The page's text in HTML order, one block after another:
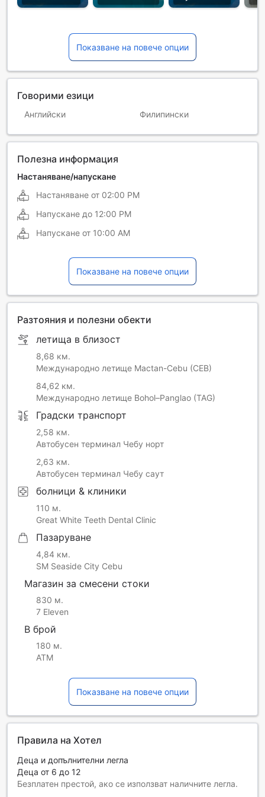
Показване на повече опции
Говорими езици
Английски Филипински
Полезна информация
Настаняване/напускане
Настаняване от 02:00 PM
Напускане до 12:00 PM
Напускане от 10:00 AM
Показване на повече опции
Разтояния и полезни обекти
летища в близост
8,68 км.
Международно летище Mactan-Cebu (CEB)
84,62 км.
Международно летище Bohol–Panglao (TAG)
Градски транспорт
2,58 км.
Автобусен терминал Чебу норт
2,63 км.
Автобусен терминал Чебу саут
болници & клиники
110 м.
Great White Teeth Dental Clinic
Пазаруване
4,84 км.
SM Seaside City Cebu
Магазин за смесени стоки
830 м.
7 Eleven
В брой
180 м.
ATM
Показване на повече опции
Правила на Хотел
Деца и допълнителни легла
Деца от 6 до 12
Безплатен престой, ако се използват наличните легла.